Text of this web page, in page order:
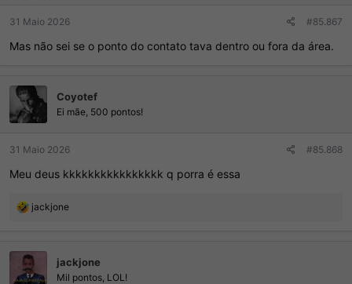
31 Maio 2026 #85.867
Mas não sei se o ponto do contato tava dentro ou fora da área.
Coyotef
Ei mãe, 500 pontos!
31 Maio 2026 #85.868
Meu deus kkkkkkkkkkkkkkkk q porra é essa
R
ç
õ
e
jackjone
jackjone
Mil pontos, LOL!